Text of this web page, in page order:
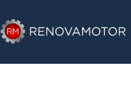
al
contenido